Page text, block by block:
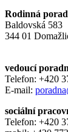
Rodinná
Baldovská 583
344 01
vedoucí
Telefon: +420
E-mail:
sociální
Telefon: +420